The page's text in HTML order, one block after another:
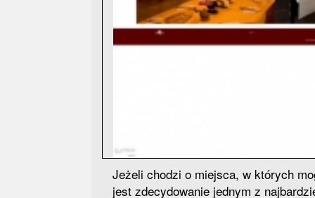
Jeżeli chodzi o miejsca, w których
jest zdecydowanie jednym z